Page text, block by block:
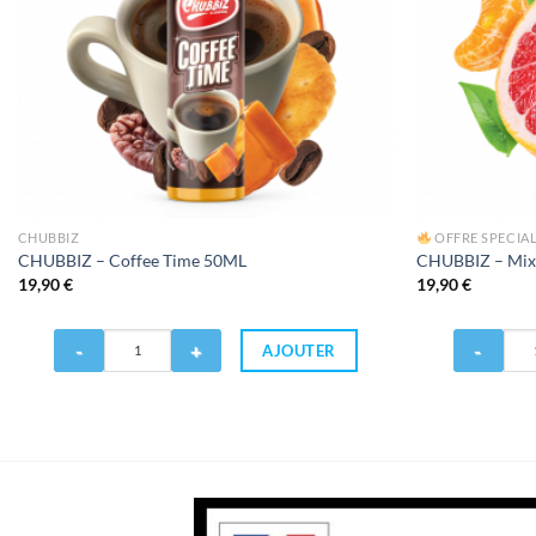
CHUBBIZ
CHUBBIZ – Coffee Time 50ML
19,90€
AJOUTER
OFFRE
CHUBBIZ –
19,90€